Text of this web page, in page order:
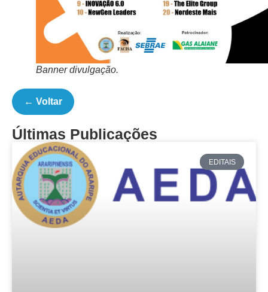
Banner divulgação.
← Voltar
Últimas Publicações
EDITAIS